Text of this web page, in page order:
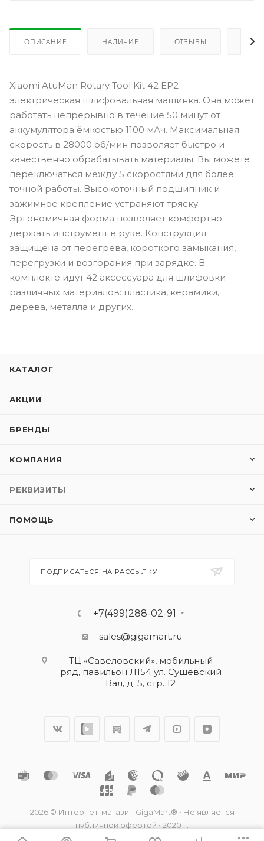
ОПИСАНИЕ НАЛИЧИЕ ОТЗЫВЫ КАК
Xiaomi AtuMan Rotary Tool Kit 42 EP2 –
электрическая шлифовальная машинка. Она может
работать непрерывно в течение 50 минут от
аккумулятора ёмкостью 1100 мАч. Максимальная
скорость в 28000 об/мин позволяет быстро и
качественно обрабатывать материалы. Вы можете
переключаться между 5 скоростями для более
точной работы. Высокоточный подшипник и
зажимное крепление устраняют тряску.
Эргономичная форма позволяет комфортно
держать инструмент в руке. Конструкция
защищена от перегрева, короткого замыкания,
перегрузки и возгорания при зарядке. В
комплекте идут 42 аксессуара для шлифовки
различных материалов: пластика, керамики,
дерева, металла и других.
КАТАЛОГ
АКЦИИ
БРЕНДЫ
КОМПАНИЯ
РЕКВИЗИТЫ
ПОМОЩЬ
ПОДПИСАТЬСЯ НА РАССЫЛКУ
+7(499)288-02-91
sales@gigamart.ru
ТЦ «Савеловский», мобильный
ряд, павильон Л154 ул. Сущевский
Вал, д. 5, стр. 12
2026 © Интернет-магазин GigaMart® • Не является
публичной офертой • 2020 г.